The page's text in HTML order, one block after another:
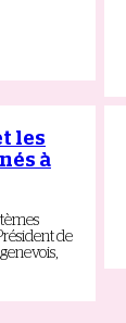
les
à
de